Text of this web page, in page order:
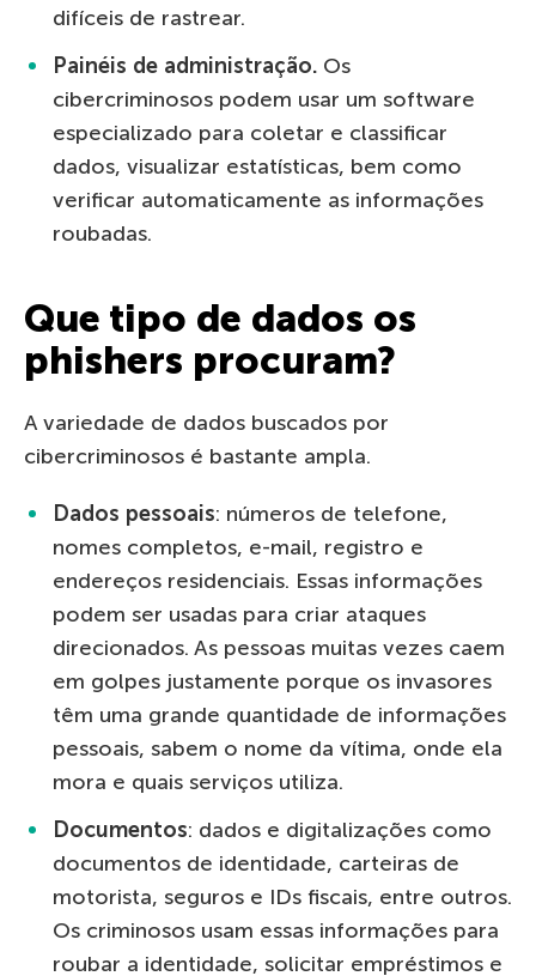
difíceis de rastrear.
Painéis de administração. Os
cibercriminosos podem usar um software
especializado para coletar e classificar
dados, visualizar estatísticas, bem como
verificar automaticamente as informações
roubadas.
Que tipo de dados os
phishers procuram?
A variedade de dados buscados por
cibercriminosos é bastante ampla.
Dados pessoais: números de telefone,
nomes completos, e-mail, registro e
endereços residenciais. Essas informações
podem ser usadas para criar ataques
direcionados. As pessoas muitas vezes caem
em golpes justamente porque os invasores
têm uma grande quantidade de informações
pessoais, sabem o nome da vítima, onde ela
mora e quais serviços utiliza.
Documentos: dados e digitalizações como
documentos de identidade, carteiras de
motorista, seguros e IDs fiscais, entre outros.
Os criminosos usam essas informações para
roubar a identidade, solicitar empréstimos e